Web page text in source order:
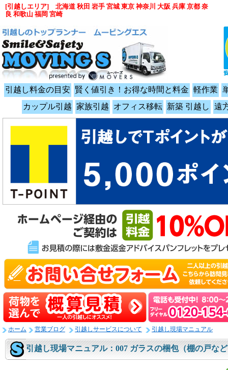
引越し料金の目安 賢く値引き！お得な時間と料金 軽作業
カップル引越 家族引越 オフィス移転 新築 引越し 遠
ホーム 営業ブログ 引越しサービスについて 引越し現場マニュアル
引越し現場マニュアル：007 ガラスの梱包（棚の戸な
[引越しエリア] 北海道 秋田 岩手 宮城 東京 神奈川 大阪 兵庫 京都 奈
良 和歌山 福岡 宮崎